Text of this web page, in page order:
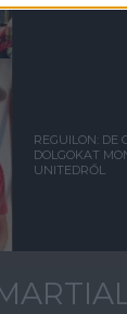
REGUILON: DE
DOLGOKAT
UNITEDRŐL